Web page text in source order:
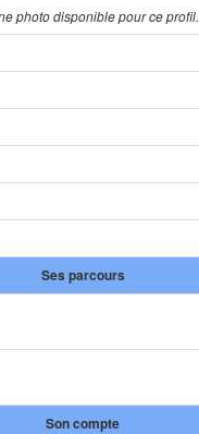
photo disponible pour ce profil.
Ses parcours
Son compte